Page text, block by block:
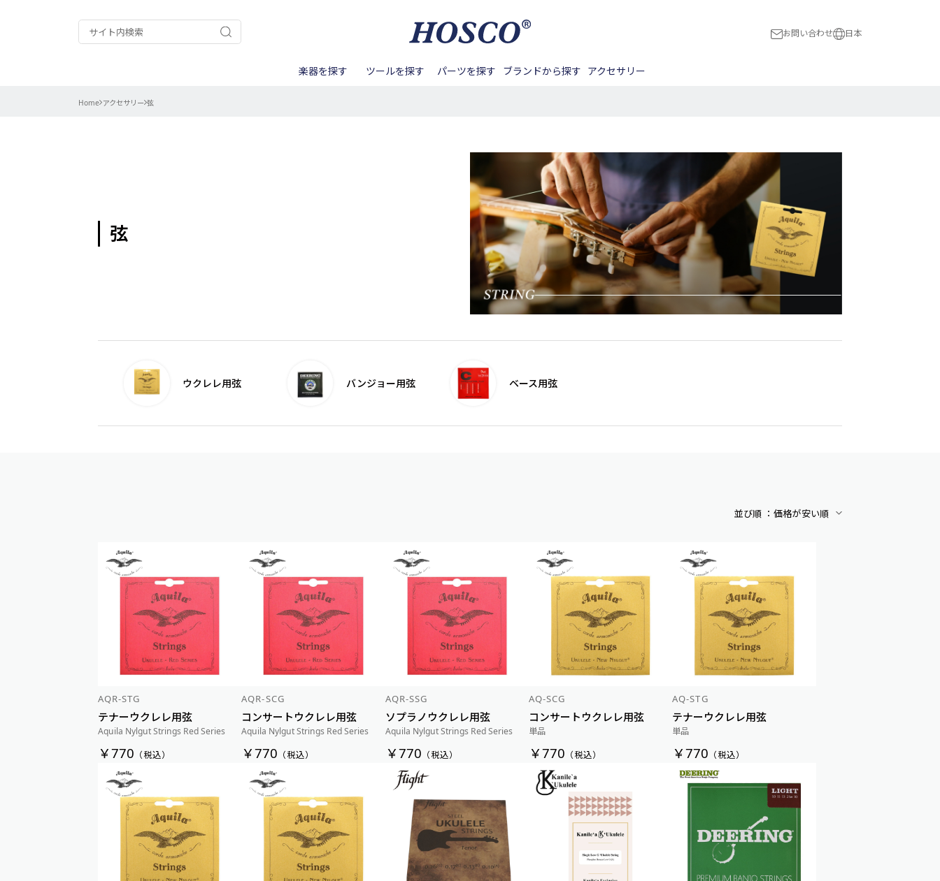
楽器を探す ツールを探す
締める/緩める
切る
叩く
穴をあける
パーツを探す
ピックアップ周辺パーツ
アコースティックギタ
ー/クラシックギター用
ベース用パーツ マンドリン用パーツ
ブランドから探す
HOSCO
HUBER
Kentucky Lahaina
Magneto
SCUD SYOS
The Loar
TINY BASS
Zero Glide
アクセサリー
お問い合わせ 日本
Home アクセサリー 弦
弦
ウクレレ用弦 バンジョー用弦 ベース用弦
並び順 ： 価格が安い順
価格が安い順
価格が高い順
AQR-STG
テナーウクレレ用弦
Aquila Nylgut Strings Red Series
￥770 （税込）
AQR-SCG
コンサートウクレレ用弦
Aquila Nylgut Strings Red Series
￥770 （税込）
AQR-SSG
ソプラノウクレレ用弦
Aquila Nylgut Strings Red Series
￥770 （税込）
AQ-SCG
コンサートウクレレ用弦
単品
￥770 （税込）
AQ-STG
テナーウクレレ用弦
単品
￥770 （税込）